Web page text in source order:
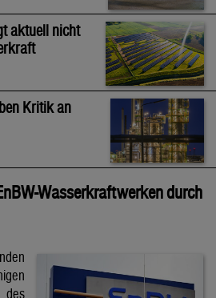
aktuell nicht
Kritik an
Wasserkraftwerken durch